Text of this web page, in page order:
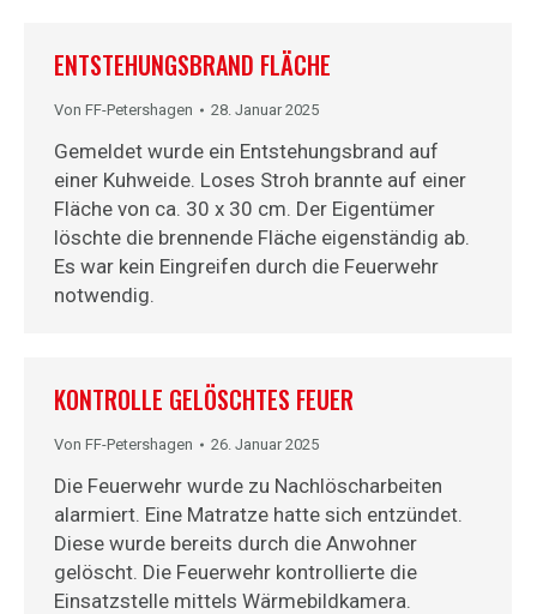
ENTSTEHUNGSBRAND FLÄCHE
Von FF-Petershagen 28. Januar 2025
Gemeldet wurde ein Entstehungsbrand auf
einer Kuhweide. Loses Stroh brannte auf einer
Fläche von ca. 30 x 30 cm. Der Eigentümer
löschte die brennende Fläche eigenständig ab.
Es war kein Eingreifen durch die Feuerwehr
notwendig.
KONTROLLE GELÖSCHTES FEUER
Von FF-Petershagen 26. Januar 2025
Die Feuerwehr wurde zu Nachlöscharbeiten
alarmiert. Eine Matratze hatte sich entzündet.
Diese wurde bereits durch die Anwohner
gelöscht. Die Feuerwehr kontrollierte die
Einsatzstelle mittels Wärmebildkamera.